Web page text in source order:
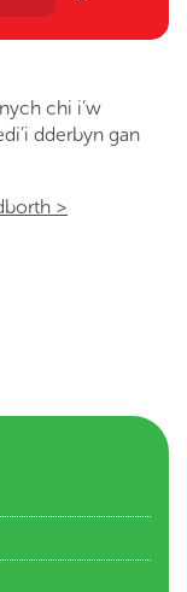
chi i’w
dderbyn gan
>